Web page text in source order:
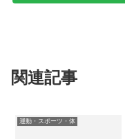
関連記事
運動・スポーツ・体